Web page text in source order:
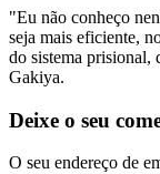
"Eu não conheço
seja mais eficiente,
do sistema
Gakiya.
Deixe o seu
O seu endereço de